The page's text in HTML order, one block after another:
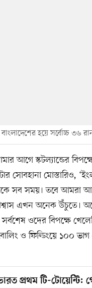
বাংলাদেশের হয়ে সর্বোচ্চ ৩৬
আগে স্কটল্যান্ডের
সোবহানা মোস্তারিও,
সব সময়। তবে আমরা
এখন অনেক উঁচুতে।
সর্বশেষ ওদের বিপক্ষে
ও ফিল্ডিংয়ে ১০০ ভাগ
প্রথম টি-টোয়েন্টি: